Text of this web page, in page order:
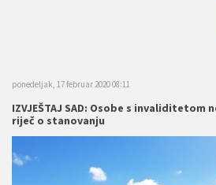
ponedeljak, 17 februar 2020 08:11
IZVJEŠTAJ SAD: Osobe s invaliditetom
riječ o stanovanju